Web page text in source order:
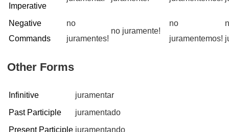
Imperative
Negative
Commands
no
juramentes!
no juramente!
no
juramentemos!
Other Forms
Infinitive
juramentar
Past Participle
juramentado
Present Participle juramentando